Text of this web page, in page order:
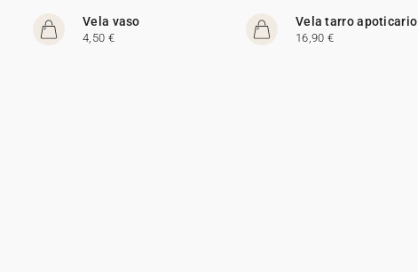
Vela vaso
4,50 €
Vela tarro apoticario
16,90 €